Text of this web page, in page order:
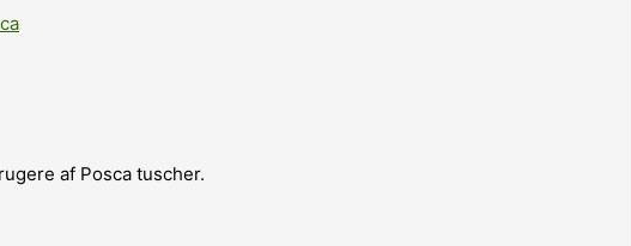
af Posca tuscher.